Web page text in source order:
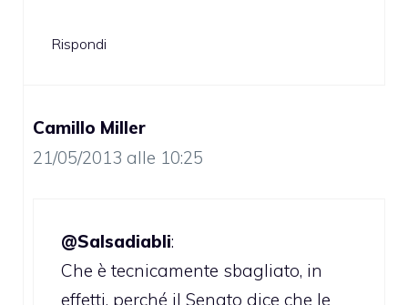
Rispondi
Camillo Miller
21/05/2013 alle 10:25
@Salsadiabli:
Che è tecnicamente sbagliato, in
effetti, perché il Senato dice che le